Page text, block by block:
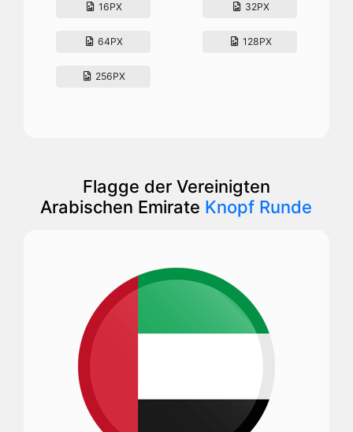
16PX 32PX
64PX 128PX
256PX
Flagge der Vereinigten
Arabischen Emirate Knopf Runde